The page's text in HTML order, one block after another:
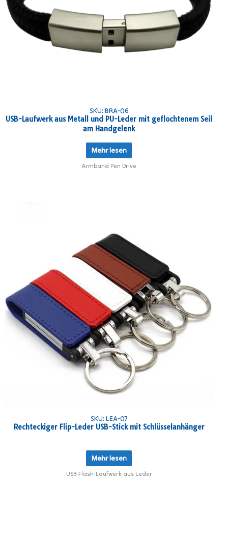
SKU: BRA-06
USB-Laufwerk aus Metall und PU-Leder mit geflochtenem Seil
am Handgelenk
Mehr lesen
Armband Pen Drive
SKU: LEA-07
Rechteckiger Flip-Leder USB-Stick mit Schlüsselanhänger
Mehr lesen
USB-Flash-Laufwerk aus Leder